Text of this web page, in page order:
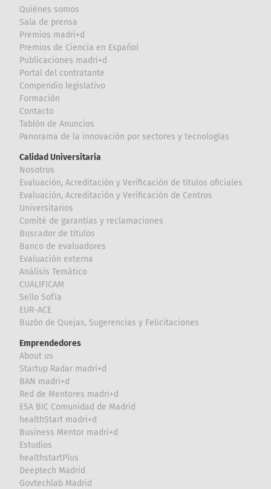
Quiénes somos
Sala de prensa
Premios madri+d
Premios de Ciencia en Español
Publicaciones madri+d
Portal del contratante
Compendio legislativo
Formación
Contacto
Tablón de Anuncios
Panorama de la innovación por sectores y tecnologías
Calidad Universitaria
Nosotros
Evaluación, Acreditación y Verificación de títulos oficiales
Evaluación, Acreditación y Verificación de Centros
Universitarios
Comité de garantías y reclamaciones
Buscador de títulos
Banco de evaluadores
Evaluación externa
Análisis Temático
CUALIFICAM
Sello Sofía
EUR-ACE
Buzón de Quejas, Sugerencias y Felicitaciones
Emprendedores
About us
Startup Radar madri+d
BAN madri+d
Red de Mentores madri+d
ESA BIC Comunidad de Madrid
healthStart madri+d
Business Mentor madri+d
Estudios
healthstartPlus
Deeptech Madrid
Govtechlab Madrid